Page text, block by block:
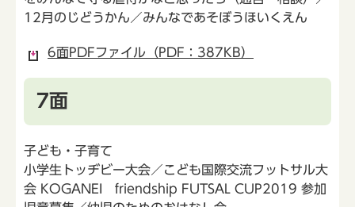
12月のじどうかん／みんなであそぼうほいくえん
6面PDFファイル（PDF：387KB）
7面
子ども・子育て
小学生トッヂビー大会／こども国際交流フットサル大
会 KOGANEI friendship FUTSAL CUP2019 参加